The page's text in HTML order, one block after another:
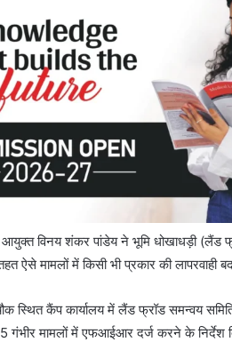
विनय शंकर पांडेय ने भूमि धोखाधड़ी (लैंड
ऐसे मामलों में किसी भी प्रकार की लापरवाही
स्थित कैंप कार्यालय में लैंड फ्रॉड समन्वय
गंभीर मामलों में एफआईआर दर्ज करने के